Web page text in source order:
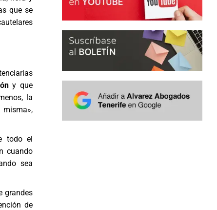
que se
y que
la
todo el
cuando
sea
grandes
de